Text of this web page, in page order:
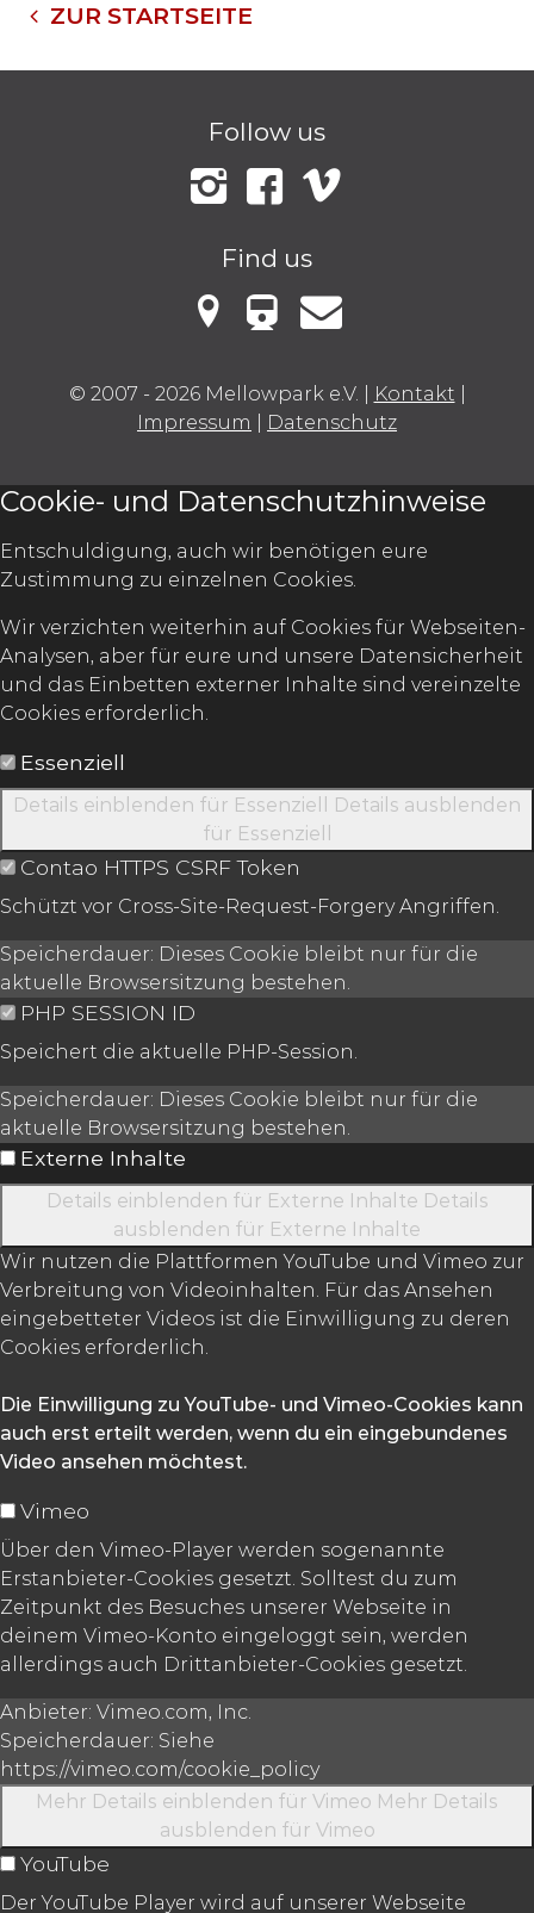
ZUR STARTSEITE
Follow us
Find us
VBB Fahrinfo
© 2007 - 2026 Mellowpark e.V. Kontakt
Impressum
Datenschutz
Cookie- und Datenschutzhinweise
Entschuldigung, auch wir benötigen eure
Zustimmung zu einzelnen Cookies.
Wir verzichten weiterhin auf Cookies für Webseiten-
Analysen, aber für eure und unsere Datensicherheit
und das Einbetten externer Inhalte sind vereinzelte
Cookies erforderlich.
Essenziell
Details einblenden für Essenziell
Details ausblenden
für Essenziell
Contao HTTPS CSRF Token
Schützt vor Cross-Site-Request-Forgery Angriffen.
Speicherdauer: Dieses Cookie bleibt nur für die
aktuelle Browsersitzung bestehen.
PHP SESSION ID
Speichert die aktuelle PHP-Session.
Speicherdauer: Dieses Cookie bleibt nur für die
aktuelle Browsersitzung bestehen.
Externe Inhalte
Details einblenden für Externe Inhalte Details
ausblenden für Externe Inhalte
Wir nutzen die Plattformen YouTube und Vimeo zur
Verbreitung von Videoinhalten. Für das Ansehen
eingebetteter Videos ist die Einwilligung zu deren
Cookies erforderlich.
Die Einwilligung zu YouTube- und Vimeo-Cookies kann
auch erst erteilt werden, wenn du ein eingebundenes
Video ansehen möchtest.
Vimeo
Über den Vimeo-Player werden sogenannte
Erstanbieter-Cookies gesetzt. Solltest du zum
Zeitpunkt des Besuches unserer Webseite in
deinem Vimeo-Konto eingeloggt sein, werden
allerdings auch Drittanbieter-Cookies gesetzt.
Anbieter: Vimeo.com, Inc.
Speicherdauer: Siehe
https://vimeo.com/cookie_policy
Mehr Details einblenden für Vimeo Mehr Details
ausblenden für Vimeo
YouTube
Der YouTube Player wird auf unserer Webseite